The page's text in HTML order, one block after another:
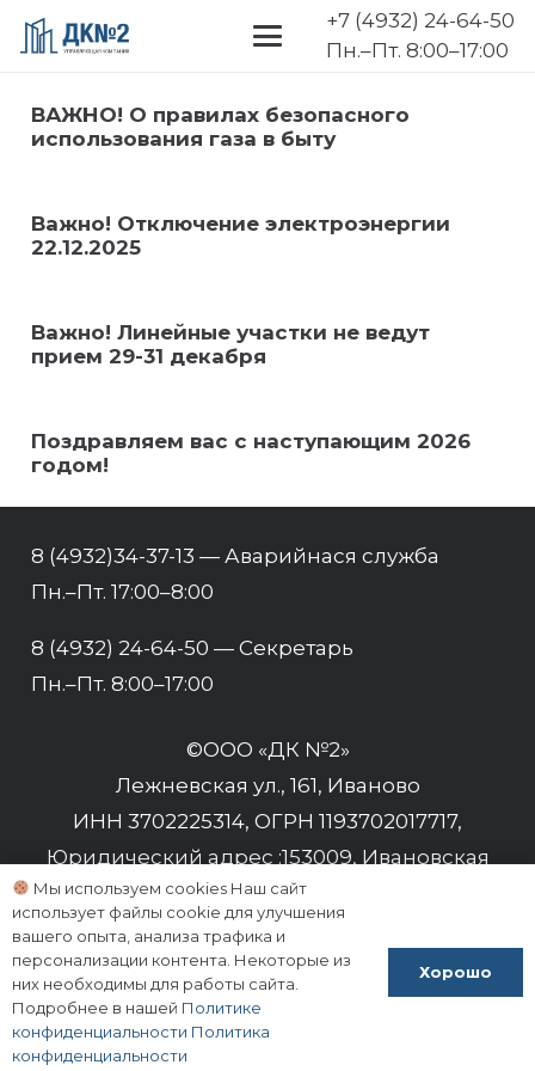
+7 (4932) 24-64-50
Пн.–Пт. 8:00–17:00
ВАЖНО! О правилах безопасного
использования газа в быту
Важно! Отключение электроэнергии
22.12.2025
Важно! Линейные участки не ведут
прием 29-31 декабря
Поздравляем вас с наступающим 2026
годом!
8 (4932)34-37-13 — Аварийнася служба
Пн.–Пт. 17:00–8:00
8 (4932) 24-64-50 — Cекретарь
Пн.–Пт. 8:00–17:00
©ООО «ДК №2»
Лежневская ул., 161, Иваново
ИНН 3702225314, ОГРН 1193702017717,
Юридический адрес :153009, Ивановская
область, г Иваново, Лежневская ул, д. 161
Политика конфиденциальности
Согласие на обработку персональных
данных
Мы используем cookies Наш сайт
использует файлы cookie для улучшения
вашего опыта, анализа трафика и
персонализации контента. Некоторые из
них необходимы для работы сайта.
Подробнее в нашей Политике
конфиденциальности Политика
конфиденциальности
Хорошо